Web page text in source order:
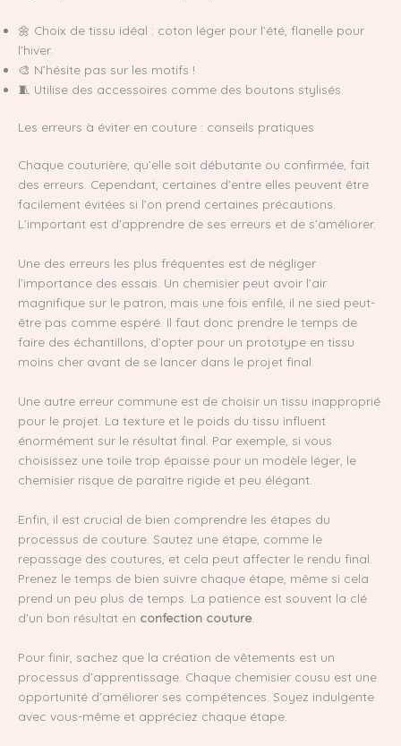
🌼 Choix de tissu idéal : coton léger pour l’été, flanelle pour
l’hiver.
🎨 N’hésite pas sur les motifs !
🧵 Utilise des accessoires comme des boutons stylisés.
Les erreurs à éviter en couture : conseils pratiques
Chaque couturière, qu’elle soit débutante ou confirmée, fait
des erreurs. Cependant, certaines d’entre elles peuvent être
facilement évitées si l’on prend certaines précautions.
L’important est d’apprendre de ses erreurs et de s’améliorer.
Une des erreurs les plus fréquentes est de négliger
l’importance des essais. Un chemisier peut avoir l’air
magnifique sur le patron, mais une fois enfilé, il ne sied peut-
être pas comme espéré. Il faut donc prendre le temps de
faire des échantillons, d’opter pour un prototype en tissu
moins cher avant de se lancer dans le projet final.
Une autre erreur commune est de choisir un tissu inapproprié
pour le projet. La texture et le poids du tissu influent
énormément sur le résultat final. Par exemple, si vous
choisissez une toile trop épaisse pour un modèle léger, le
chemisier risque de paraître rigide et peu élégant.
Enfin, il est crucial de bien comprendre les étapes du
processus de couture. Sautez une étape, comme le
repassage des coutures, et cela peut affecter le rendu final.
Prenez le temps de bien suivre chaque étape, même si cela
prend un peu plus de temps. La patience est souvent la clé
d’un bon résultat en confection couture
Pour finir, sachez que la création de vêtements est un
processus d’apprentissage. Chaque chemisier cousu est une
opportunité d’améliorer ses compétences. Soyez indulgente
avec vous-même et appréciez chaque étape.